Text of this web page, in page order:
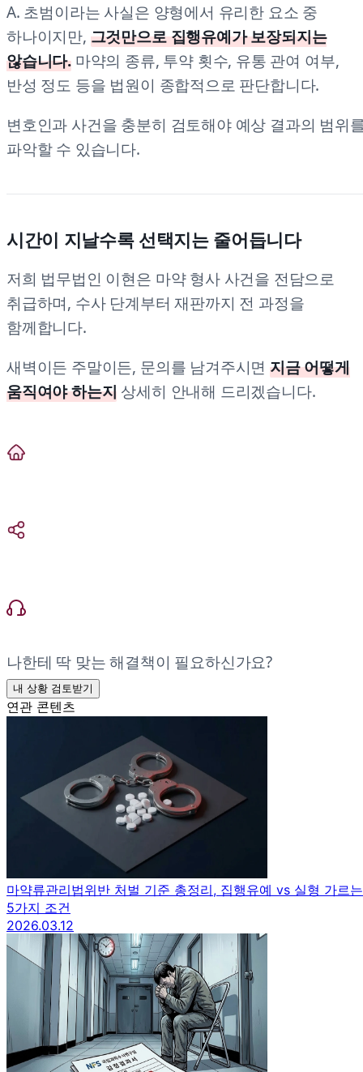
A. 초범이라는 사실은 양형에서 유리한 요소 중
하나이지만, 그것만으로 집행유예가 보장되지는
않습니다. 마약의 종류, 투약 횟수, 유통 관여 여부,
반성 정도 등을 법원이 종합적으로 판단합니다.
변호인과 사건을 충분히 검토해야 예상 결과의 범위
파악할 수 있습니다.
시간이 지날수록 선택지는 줄어듭니다
저희 법무법인 이현은 마약 형사 사건을 전담으로
취급하며, 수사 단계부터 재판까지 전 과정을
함께합니다.
새벽이든 주말이든, 문의를 남겨주시면지금 어떻게
움직여야 하는지 상세히 안내해 드리겠습니다.
나한테 딱 맞는 해결책이 필요하신가요?
내 상황 검토받기
연관 콘텐츠
마약류관리법위반 처벌 기준 총정리, 집행유예 vs 실형 가르는
5가지 조건
2026.03.12